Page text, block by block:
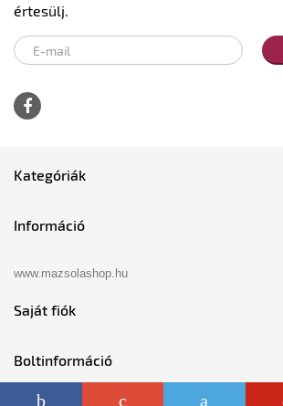
értesülj.
Kategóriák
Információ
www.mazsolashop.hu
Saját fiók
Boltinformáció